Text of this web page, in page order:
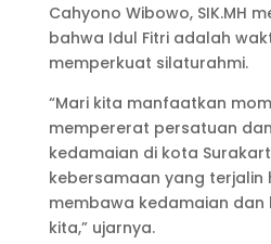
Cahyono Wibowo, SIK.MH
bahwa Idul Fitri adalah
memperkuat silaturahmi.
“Mari kita manfaatkan
mempererat persatuan
kedamaian di kota
kebersamaan yang terjalin
membawa kedamaian dan
kita,” ujarnya.